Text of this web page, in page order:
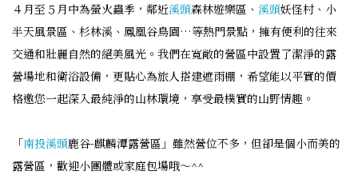
４月至５月中為螢火蟲季，鄰近溪頭森林遊樂區、 溪頭妖怪村、小
半天風景區、杉林溪、鳳凰谷鳥園…等熱門景點，擁有便利的往來
交通和壯麗自然的絕美風光。我們在寬敞的營區中設置了潔淨的露
營場地和衛浴設備，更貼心為旅人搭建遮雨棚，希望能以平實的價
格邀您一起深入最純淨的山林環境，享受最樸實的山野情趣。
「南投溪頭鹿谷-麒麟潭露營區」雖然營位不多，但卻是個小而美的
露營區，歡迎小團體或家庭包場哦～^^